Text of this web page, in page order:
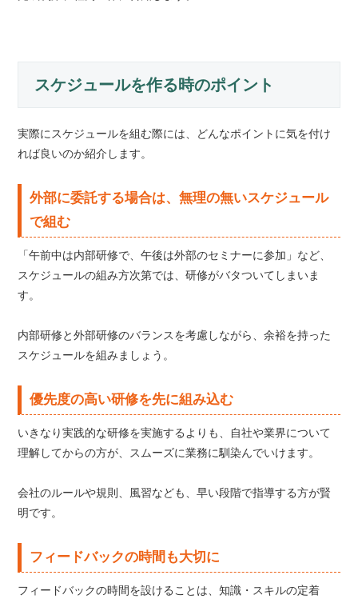
スケジュールを作る時のポイント
実際にスケジュールを組む際には、どんなポイントに気を付け
れば良いのか紹介します。
外部に委託する場合は、無理の無いスケジュール
で組む
「午前中は内部研修で、午後は外部のセミナーに参加」など、
スケジュールの組み方次第では、研修がバタついてしまいま
す。
内部研修と外部研修のバランスを考慮しながら、余裕を持った
スケジュールを組みましょう。
優先度の高い研修を先に組み込む
いきなり実践的な研修を実施するよりも、自社や業界について
理解してからの方が、スムーズに業務に馴染んでいけます。
会社のルールや規則、風習なども、早い段階で指導する方が賢
明です。
フィードバックの時間も大切に
フィードバックの時間を設けることは、知識・スキルの定着